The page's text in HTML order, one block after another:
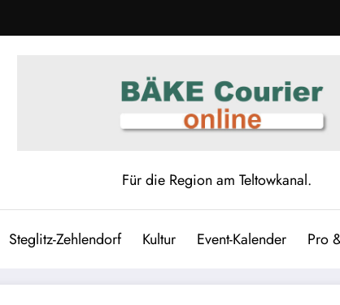
Für die Region am Teltowkanal.
Steglitz-Zehlendorf Kultur Event-Kalender Pro